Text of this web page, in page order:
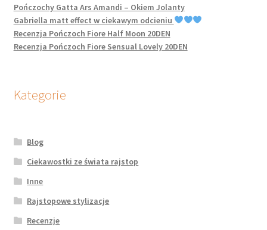
Pończochy Gatta Ars Amandi – Okiem Jolanty
Gabriella matt effect w ciekawym odcieniu
Recenzja Pończoch Fiore Half Moon 20DEN
Recenzja Pończoch Fiore Sensual Lovely 20DEN
Kategorie
Blog
Ciekawostki ze świata rajstop
Inne
Rajstopowe stylizacje
Recenzje